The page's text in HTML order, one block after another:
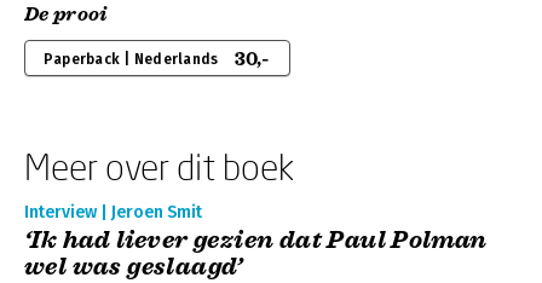
De prooi
Paperback | Nederlands 30,-
Meer over dit boek
Interview | Jeroen Smit
‘Ik had liever gezien dat Paul Polman
wel was geslaagd’